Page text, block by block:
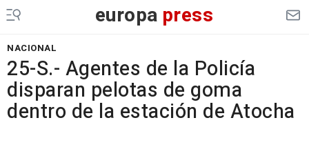
europa press
NACIONAL
25-S.- Agentes de la Policía
disparan pelotas de goma
dentro de la estación de Atocha